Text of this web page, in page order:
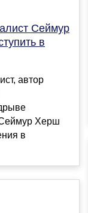
Сеймур
в
автор
Херш
в